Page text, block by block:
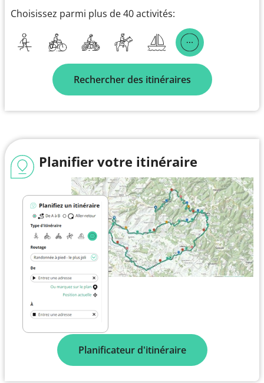
Choisissez parmi plus de 40 activités:
Rechercher des itinéraires
Planifier votre itinéraire
Planificateur d'itinéraire